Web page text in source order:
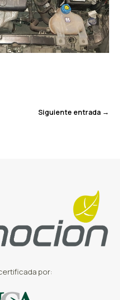
Siguiente entrada→
por: